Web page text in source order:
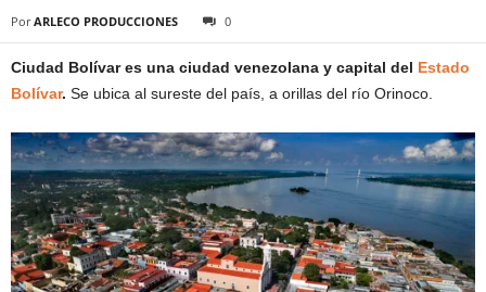
Por ARLECO PRODUCCIONES 0
Ciudad Bolívar es una ciudad venezolana y capital del Estado
Bolívar. Se ubica al sureste del país, a orillas del río Orinoco.